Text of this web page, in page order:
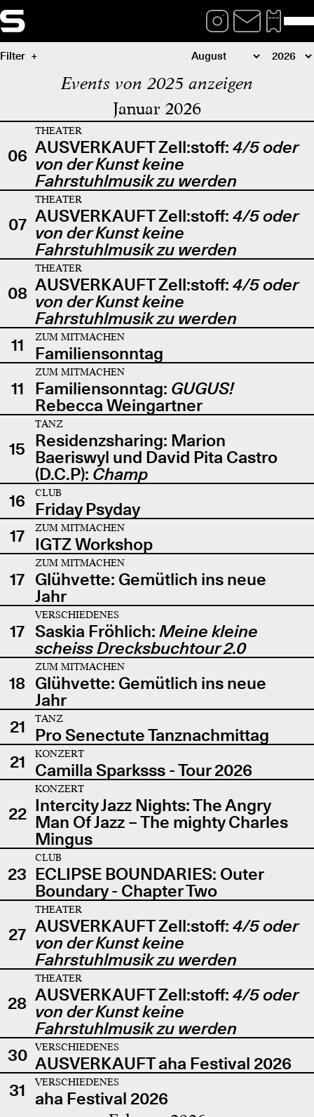
Filter
Events von 2025 anzeigen
Januar 2026
06
THEATER
AUSVERKAUFT Zell:stoff: 4/5 oder
von der Kunst keine
Fahrstuhlmusik zu werden
07
THEATER
AUSVERKAUFT Zell:stoff: 4/5 oder
von der Kunst keine
Fahrstuhlmusik zu werden
08
THEATER
AUSVERKAUFT Zell:stoff: 4/5 oder
von der Kunst keine
Fahrstuhlmusik zu werden
11
ZUM MITMACHEN
Familiensonntag
11
ZUM MITMACHEN
Familiensonntag: GUGUS!
Rebecca Weingartner
15
TANZ
Residenzsharing: Marion
Baeriswyl und David Pita Castro
(D.C.P): Champ
16
CLUB
Friday Psyday
17
ZUM MITMACHEN
IGTZ Workshop
17
ZUM MITMACHEN
Glühvette: Gemütlich ins neue
Jahr
17
VERSCHIEDENES
Saskia Fröhlich: Meine kleine
scheiss Drecksbuchtour 2.0
18
ZUM MITMACHEN
Glühvette: Gemütlich ins neue
Jahr
21
TANZ
Pro Senectute Tanznachmittag
21
KONZERT
Camilla Sparksss - Tour 2026
22
KONZERT
Intercity Jazz Nights: The Angry
Man Of Jazz – The mighty Charles
Mingus
23
CLUB
ECLIPSE BOUNDARIES: Outer
Boundary - Chapter Two
27
THEATER
AUSVERKAUFT Zell:stoff: 4/5 oder
von der Kunst keine
Fahrstuhlmusik zu werden
28
THEATER
AUSVERKAUFT Zell:stoff: 4/5 oder
von der Kunst keine
Fahrstuhlmusik zu werden
30
VERSCHIEDENES
AUSVERKAUFT aha Festival 2026
31
VERSCHIEDENES
aha Festival 2026